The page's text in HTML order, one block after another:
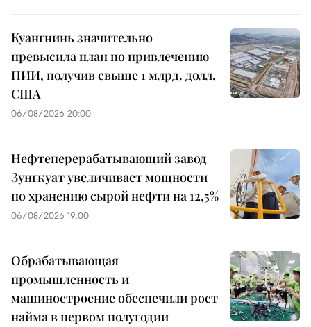
Куангнинь значительно
превысила план по привлечению
ПИИ, получив свыше 1 млрд. долл.
США
06/08/2026 20:00
Нефтеперерабатывающий завод
Зунгкуат увеличивает мощности
по хранению сырой нефти на 12,5%
06/08/2026 19:00
Обрабатывающая
промышленность и
машиностроение обеспечили рост
найма в первом полугодии